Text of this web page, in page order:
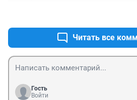
проектирование тоже они
узнать-а там вообще то были еще
меня терзают смутные сомнения.
Читать все
Гость
Войти